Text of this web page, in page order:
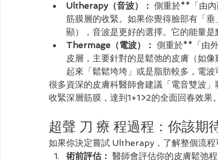
Ultherapy（音波）： 側重於**「由
筋膜層的收緊。如果你覺得臉部有「
顯），音波是更好的選擇。它的能量是
Thermage（電波）： 側重於**「由
皮層，主要針對的是鬆弛的皮膚（如
起來「鬆鬆垮垮」或是脂肪較多，電
很多資深的皮膚科醫師會建議「電音雙波
收緊深層筋膜，達到1+1>2的全面回春效果
超聲 刀 療 程過程：你該期
如果你決定嘗試 Ultherapy，了解整個流程
術前評估： 醫師會評估你的皮膚鬆弛